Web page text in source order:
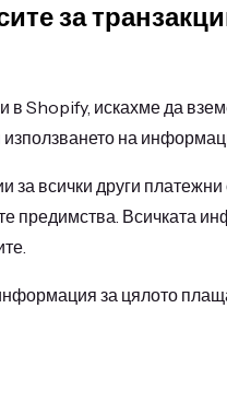
за
в Shopify, искахме да
на
за всички други
предимства. Всичката
за цялото